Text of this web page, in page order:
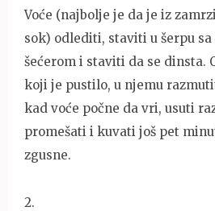
Voće (najbolje je da je iz
sok) odlediti, staviti u šerpu
šećerom i staviti da se dinsta.
koji je pustilo, u njemu
kad voće počne da vri, usuti
promešati i kuvati još pet
zgusne.
2.